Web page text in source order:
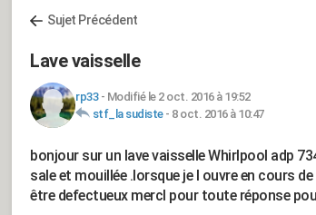
Sujet Précédent
Lave vaisselle
rp33- Modifié le 2 oct. 2016 à 19:52
stf_la sudiste- 8 oct. 2016 à 10:47
bonjour sur un lave vaisselle Whirlpool adp
sale et mouillée .lorsque je l ouvre en cours
être defectueux mercI pour toute réponse